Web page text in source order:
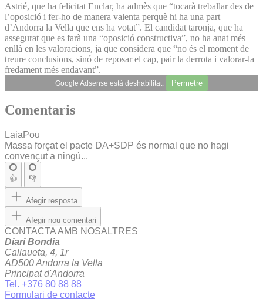
Astrié, que ha felicitat Enclar, ha admès que “tocarà treballar des de
l’oposició i fer-ho de manera valenta perquè hi ha una part
d’Andorra la Vella que ens ha votat”. El candidat taronja, que ha
assegurat que es farà una “oposició constructiva”, no ha anat més
enllà en les valoracions, ja que considera que “no és el moment de
treure conclusions, sinó de reposar el cap, pair la derrota i valorar-la
fredament més endavant”.
Google Adsense està deshabilitat. Permetre
Comentaris
LaiaPou
Massa forçat el pacte DA+SDP és normal que no hagi
convençut a ningú...
👍 👎
Afegir resposta
Afegir nou comentari
CONTACTA AMB NOSALTRES
Diari Bondia
Callaueta, 4, 1r
AD500 Andorra la Vella
Principat d'Andorra
Tel. +376 80 88 88
Formulari de contacte